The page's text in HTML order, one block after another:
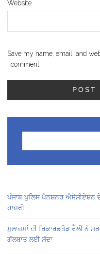
Website
Save my name, email, and
I comment.
ਪੰਜਾਬ ਪੁਲਿਸ ਪੈਨਸ਼ਨਰ ਐਸੋਸੀਏਸ਼ਨ ਦੇ
ਹਾਜ਼ਰੀ
ਮੁਲਾਜ਼ਮਾਂ ਦੀ ਰਿਕਾਰਡਤੋੜ ਰੈਲੀ ਨੇ
ਗੱਲਬਾਤ ਲਈ ਸੱਦਾ